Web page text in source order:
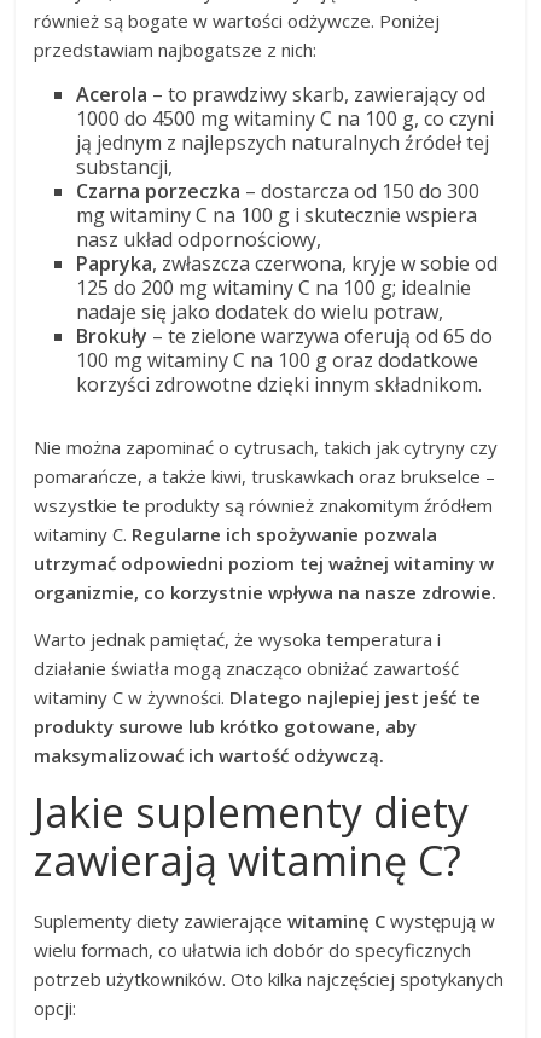
również są bogate w wartości odżywcze. Poniżej
przedstawiam najbogatsze z nich:
Acerola – to prawdziwy skarb, zawierający od
1000 do 4500 mg witaminy C na 100 g, co czyni
ją jednym z najlepszych naturalnych źródeł tej
substancji,
Czarna porzeczka – dostarcza od 150 do 300
mg witaminy C na 100 g i skutecznie wspiera
nasz układ odpornościowy,
Papryka, zwłaszcza czerwona, kryje w sobie od
125 do 200 mg witaminy C na 100 g; idealnie
nadaje się jako dodatek do wielu potraw,
Brokuły – te zielone warzywa oferują od 65 do
100 mg witaminy C na 100 g oraz dodatkowe
korzyści zdrowotne dzięki innym składnikom.
Nie można zapominać o cytrusach, takich jak cytryny czy
pomarańcze, a także kiwi, truskawkach oraz brukselce –
wszystkie te produkty są również znakomitym źródłem
witaminy C. Regularne ich spożywanie pozwala
utrzymać odpowiedni poziom tej ważnej witaminy w
organizmie, co korzystnie wpływa na nasze zdrowie.
Warto jednak pamiętać, że wysoka temperatura i
działanie światła mogą znacząco obniżać zawartość
witaminy C w żywności. Dlatego najlepiej jest jeść te
produkty surowe lub krótko gotowane, aby
maksymalizować ich wartość odżywczą.
Jakie suplementy diety
zawierają witaminę C?
Suplementy diety zawierającewitaminę C występują w
wielu formach, co ułatwia ich dobór do specyficznych
potrzeb użytkowników. Oto kilka najczęściej spotykanych
opcji: